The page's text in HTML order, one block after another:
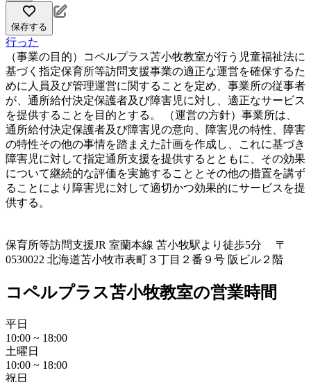
保存する
行った
（事業の目的）コペルプラス苫小牧教室が行う児童福祉法に
基づく指定保育所等訪問支援事業の適正な運営を確保するた
めに人員及び管理運営に関することを定め、事業所の従事者
が、通所給付決定保護者及び障害児に対し、適正なサービス
を提供することを目的とする。 （運営の方針）事業所は、
通所給付決定保護者及び障害児の意向、障害児の特性、障害
の特性その他の事情を踏まえた計画を作成し、これに基づき
障害児に対して指定通所支援を提供するとともに、その効果
について継続的な評価を実施することとその他の措置を講ず
ることにより障害児に対して適切かつ効果的にサービスを提
供する。
保育所等訪問支援JR 室蘭本線 苫小牧駅より徒歩5分 〒
0530022 北海道苫小牧市表町３丁目２番９号 阪ビル２階
コペルプラス苫小牧教室の営業時間
平日
10:00 ~ 18:00
土曜日
10:00 ~ 18:00
祝日